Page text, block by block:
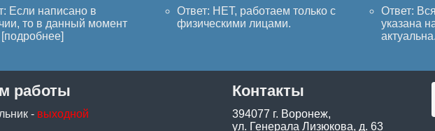
Если написано в
то в данный момент
подробнее]
Ответ: НЕТ, работаем только с
физическими лицами.
Ответ:
указана
работы
- выходной
Контакты
394077 г. Воронеж,
ул. Генерала Лизюкова, д. 63